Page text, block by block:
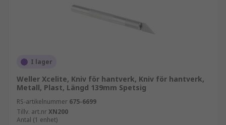
I lager
Weller Xcelite, Kniv för hantverk, Kniv för hantverk,
Metall, Plast, Längd 139mm Spetsig
RS-artikelnummer 675-6699
Tillv. art.nrXN200
Antal (1 enhet)